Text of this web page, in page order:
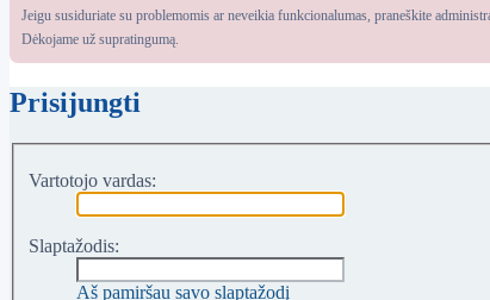
Jeigu susiduriate su problemomis ar neveikia funkcionalumas, praneškite
Dėkojame už supratingumą.
Prisijungti
Vartotojo vardas:
Slaptažodis:
Aš pamiršau savo slaptažodį